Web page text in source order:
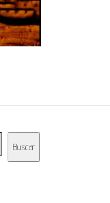
Buscar